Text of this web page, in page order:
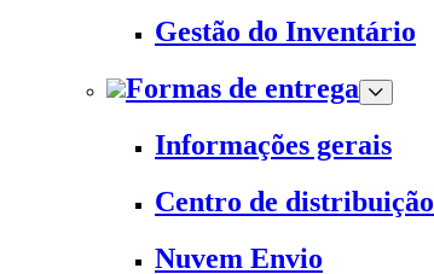
Gestão do Inventário
Formas de entrega
Informações gerais
Centro de distribuição
Nuvem Envio